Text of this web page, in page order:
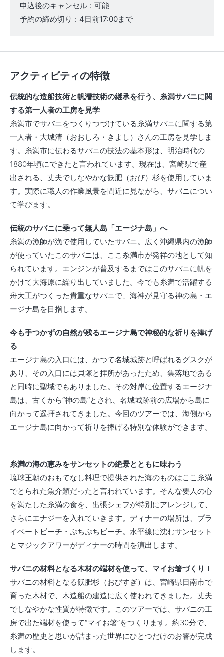
申込後のキャンセル : 可能
予約の締め切り : 4日前17:00まで
アクティビティの特徴
伝統的な造船技術と帆漕技術の継承を行う、糸満サバニに関
する第一人者の工房を見学
糸満市でサバニをつくりつづけている糸満サバニに関する第
一人者・大城清（おおしろ・きよし）さんの工房を見学しま
す。糸満市に伝わるサバニの技法の基本形は、明治時代の
1880年頃にできたと言われています。現在は、宮崎県で産
出される、丈夫でしなやかな飫肥（おび）杉を使用していま
す。実際に職人の作業風景を間近に見ながら、サバニについ
て学びます。
伝統のサバニに乗って無人島「エージナ島」へ
糸満の漁師が漁で使用していたサバニ。広く沖縄県内の漁師
が使っていたこのサバニは、ここ糸満市が発祥の地として知
られています。エンジンが普及するまではこのサバニに帆を
かけて大海原に繰り出していました。今でも糸満で活躍する
舟大工がつくった貴重なサバニで、海神が見守る神の島・エ
ージナ島を目指します。
今も手つかずの自然が残るエージナ島で神秘的な祈りを捧げ
る
エージナ島の入口には、かつて名城城跡と呼ばれるグスクが
あり、その入口には貝塚と拝所があったため、集落地である
と同時に聖域でもありました。その対岸に位置するエージナ
島は、古くから“神の島”とされ、名城城跡前の広場から島に
向かって遥拝されてきました。今回のツアーでは、海側から
エージナ島に向かって祈りを捧げる特別な体験ができます。
糸満の海の恵みをサンセットの絶景とともに味わう
琉球王朝のおもてなし料理で提供された海のものはここ糸満
でとられた魚介類だったと言われています。そんな要人の心
を満たした糸満の食を、出張シェフが特別にアレンジして、
さらにエナジーを入れていきます。ディナーの場所は、プラ
イベートビーチ・ぷちぷちビーチ。水平線に沈むサンセット
とマジックアワーがディナーの時間を演出します。
サバニの材料となる木材の端材を使って、マイお箸づくり！
サバニの材料となる飫肥杉（おびすぎ）は、宮崎県日南市で
育った木材で、木造船の建造に広く使われてきました。丈夫
でしなやかな性質が特徴です。このツアーでは、サバニの工
房で出た端材を使って“マイお箸”をつくります。約30分で、
糸満の歴史と思いが詰まった世界にひとつだけのお箸が完成
します。